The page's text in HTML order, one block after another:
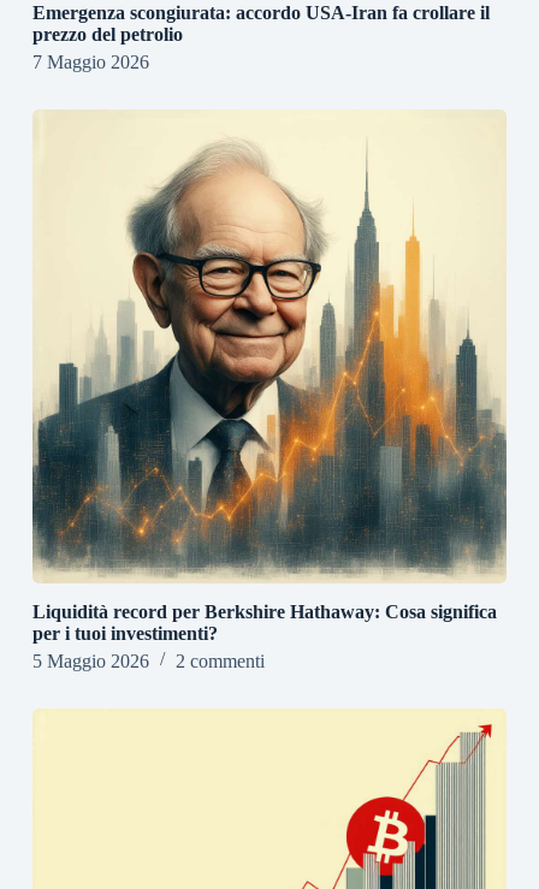
Emergenza scongiurata: accordo USA-Iran fa crollare il
prezzo del petrolio
7 Maggio 2026
Liquidità record per Berkshire Hathaway: Cosa significa
per i tuoi investimenti?
5 Maggio 2026
2 commenti